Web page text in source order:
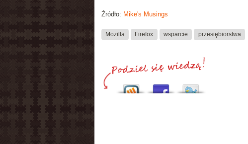
Źródło: Mike's Musings
Mozilla Firefox wsparcie przesiębiorstwa